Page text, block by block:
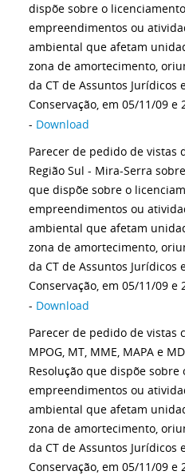
dispõe sobre o
empreendimentos ou
ambiental que afetam
zona de amortecimento,
da CT de Assuntos Jurídicos
Conservação, em 05/11/09 e
- Download
Parecer de pedido de vistas
Região Sul - Mira-Serra
que dispõe sobre o
empreendimentos ou
ambiental que afetam
zona de amortecimento,
da CT de Assuntos Jurídicos
Conservação, em 05/11/09 e
- Download
Parecer de pedido de vistas
MPOG, MT, MME, MAPA e
Resolução que dispõe
empreendimentos ou
ambiental que afetam
zona de amortecimento,
da CT de Assuntos Jurídicos
Conservação, em 05/11/09 e